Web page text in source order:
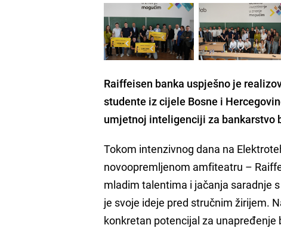
Raiffeisen banka uspješno je
studente iz cijele Bosne i
umjetnoj inteligenciji za bankarstvo
Tokom intenzivnog dana na
novoopremljenom amfiteatru –
mladim talentima i jačanja saradnje
je svoje ideje pred stručnim žirijem.
konkretan potencijal za